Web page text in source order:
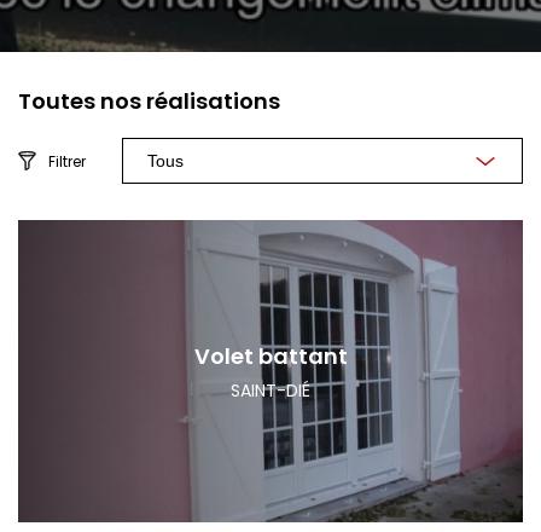
Toutes nos réalisations
Filtrer
Volet battant
SAINT-DIÉ